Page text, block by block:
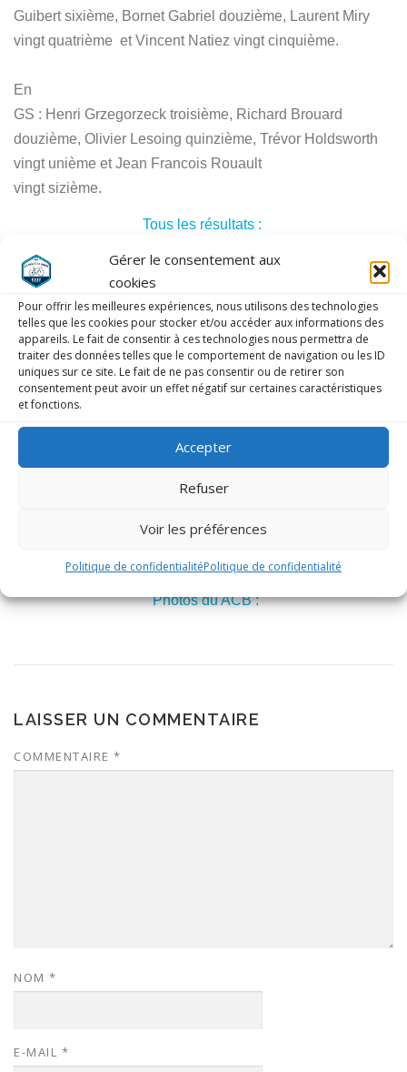
Gérer le consentement aux
cookies
Pour offrir les meilleures expériences, nous utilisons des technologies
telles que les cookies pour stocker et/ou accéder aux informations des
appareils. Le fait de consentir à ces technologies nous permettra de
traiter des données telles que le comportement de navigation ou les ID
uniques sur ce site. Le fait de ne pas consentir ou de retirer son
consentement peut avoir un effet négatif sur certaines caractéristiques
et fonctions.
Accepter
Refuser
Voir les préférences
Politique de confidentialitéPolitique de confidentialité
Guibert sixième, Bornet Gabriel douzième, Laurent Miry
vingt quatrième et Vincent Natiez vingt cinquième.
En
GS : Henri Grzegorzeck troisième, Richard Brouard
douzième, Olivier Lesoing quinzième, Trévor Holdsworth
vingt unième etJean Francois Rouault
vingt sizième.
Tous les résultats :
Photos d’Estelle :
Photos du ACB :
LAISSER UN COMMENTAIRE
COMMENTAIRE *
NOM *
E-MAIL *